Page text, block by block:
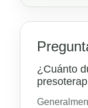
¿Cuánto